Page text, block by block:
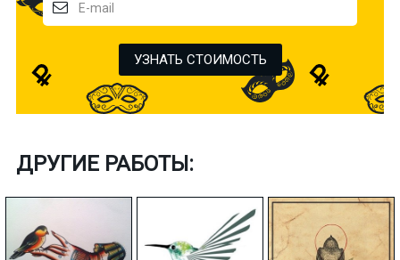
УЗНАТЬ СТОИМОСТЬ
ДРУГИЕ РАБОТЫ: